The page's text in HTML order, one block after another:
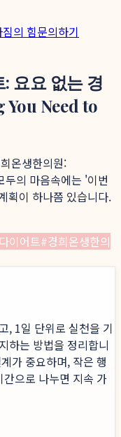
짐의 힘문의하기
요요 없는 경
Need to
온생한의원:
의 마음속에는 '이번
획이 하나쯤 있습니다.
이어트#경희온생한의
, 1일 단위로 실천을 기
하는 방법을 정리합니
가 중요하며, 작은 행
으로 나누면 지속 가